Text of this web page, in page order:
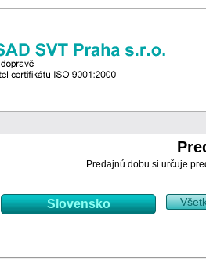
Predajnú dobu si určuje
Slovensko